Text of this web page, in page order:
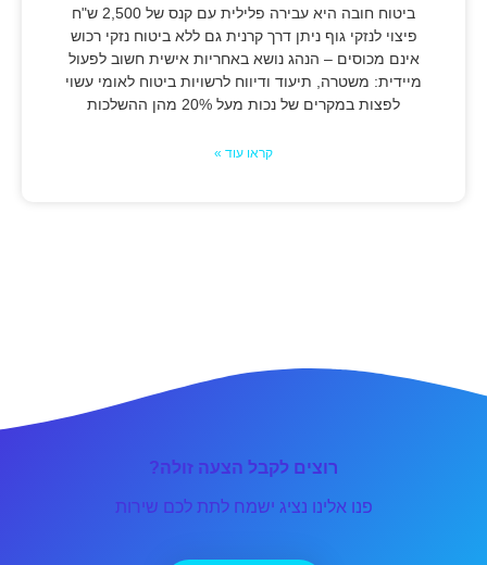
ביטוח חובה היא עבירה פלילית עם קנס של 2,500 ש"ח
פיצוי לנזקי גוף ניתן דרך קרנית גם ללא ביטוח נזקי רכוש
אינם מכוסים – הנהג נושא באחריות אישית חשוב לפעול
מיידית: משטרה, תיעוד ודיווח לרשויות ביטוח לאומי עשוי
לפצות במקרים של נכות מעל 20% מהן ההשלכות
קראו עוד »
רוצים לקבל הצעה זולה?
פנו אלינו נציג ישמח לתת לכם שירות